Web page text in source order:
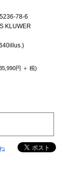
78-6
KLUWER
円 ＋ 税)